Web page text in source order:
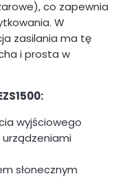
co zapewnia
W
zasilania ma tę
i prosta w
wyjściowego
urządzeniami
słonecznym